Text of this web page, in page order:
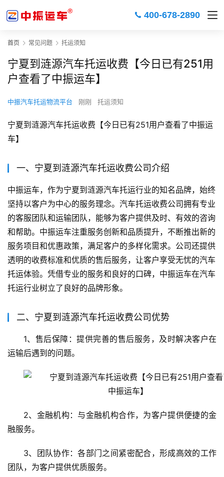
400-678-2890
首页 常见问题 托运须知
宁夏到涟源汽车托运收费【今日已有251用
户查看了中振运车】
中振汽车托运物流平台 刚刚 托运须知
宁夏到涟源汽车托运收费【今日已有251用户查看了中振运
车】
一、宁夏到涟源汽车托运收费公司介绍
中振运车，作为宁夏到涟源汽车托运行业的知名品牌，始终
坚持以客户为中心的服务理念。汽车托运收费公司拥有专业
的客服团队和运输团队，能够为客户提供及时、有效的咨询
和帮助。中振运车注重服务创新和品质提升，不断推出新的
服务项目和优惠政策，满足客户的多样化需求。公司还提供
透明的收费标准和优质的售后服务，让客户享受无忧的汽车
托运体验。凭借专业的服务和良好的口碑，中振运车在汽车
托运行业树立了良好的品牌形象。
二、宁夏到涟源汽车托运收费公司优势
1、售后保障：提供完善的售后服务，及时解决客户在
运输后遇到的问题。
2、金融机构：与金融机构合作，为客户提供便捷的金
融服务。
3、团队协作：各部门之间紧密配合，形成高效的工作
团队，为客户提供优质服务。